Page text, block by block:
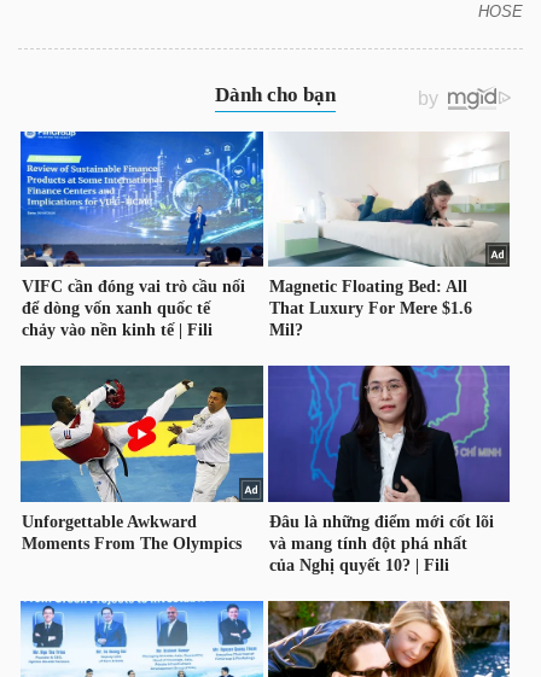
HOSE
HÀNG
HÓA
KINH
TẾ
THẾ
GIỚI
ĐÔNG